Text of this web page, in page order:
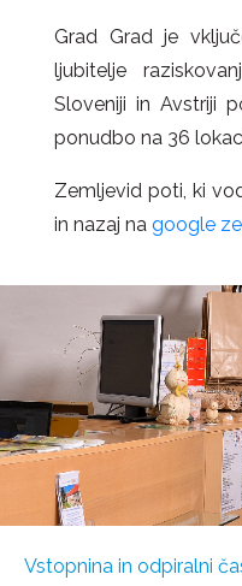
Grad Grad je
ljubitelje
Sloveniji in Avstriji
ponudbo na 36
Zemljevid poti, ki
in nazaj na google
Vstopnina in odpiralni